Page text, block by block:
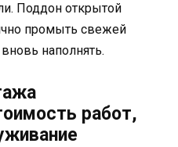
Поддон открытой
промыть свежей
наполнять.
работ,